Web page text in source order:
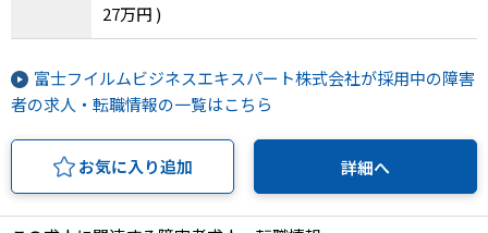
27万円 )
富士フイルムビジネスエキスパート株式会社が採用中の障害
者の求人・転職情報の一覧はこちら
お気に入り追加 詳細へ